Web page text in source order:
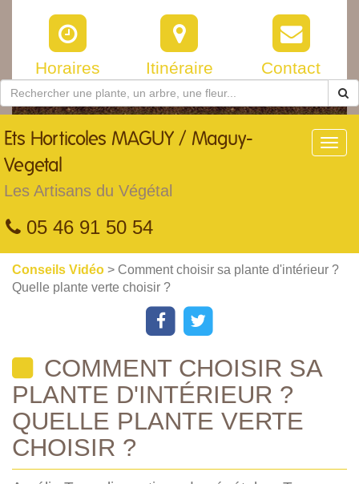
Horaires Itinéraire Contact
Ets Horticoles MAGUY / Maguy-
Vegetal
Les Artisans du Végétal
05 46 91 50 54
Conseils Vidéo > Comment choisir sa plante d'intérieur ?
Quelle plante verte choisir ?
COMMENT CHOISIR SA
PLANTE D'INTÉRIEUR ?
QUELLE PLANTE VERTE
CHOISIR ?